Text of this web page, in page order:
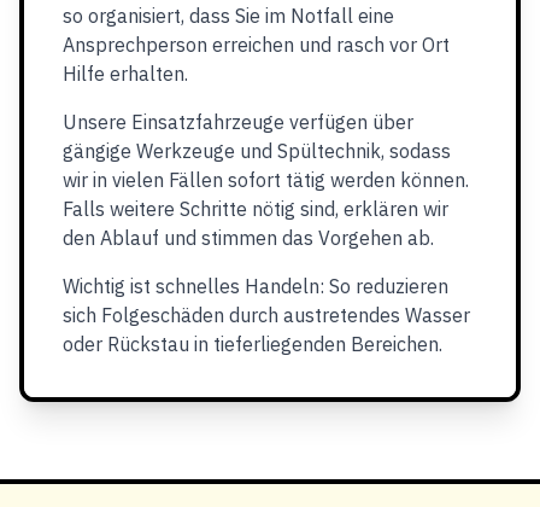
so organisiert, dass Sie im Notfall eine
Ansprechperson erreichen und rasch vor Ort
Hilfe erhalten.
Unsere Einsatzfahrzeuge verfügen über
gängige Werkzeuge und Spültechnik, sodass
wir in vielen Fällen sofort tätig werden können.
Falls weitere Schritte nötig sind, erklären wir
den Ablauf und stimmen das Vorgehen ab.
Wichtig ist schnelles Handeln: So reduzieren
sich Folgeschäden durch austretendes Wasser
oder Rückstau in tieferliegenden Bereichen.